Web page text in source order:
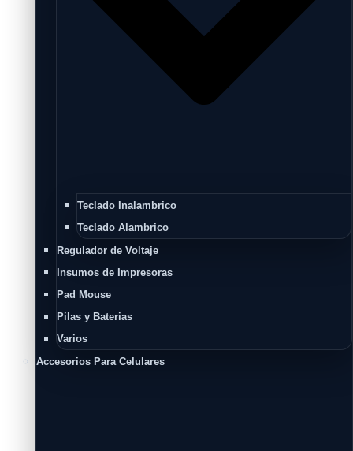
Teclado Inalambrico
Teclado Alambrico
Regulador de Voltaje
Insumos de Impresoras
Pad Mouse
Pilas y Baterias
Varios
Accesorios Para Celulares